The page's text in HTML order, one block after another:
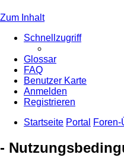
Zum Inhalt
Schnellzugriff
Glossar
FAQ
Benutzer Karte
Anmelden
Registrieren
Startseite Portal Foren-
-